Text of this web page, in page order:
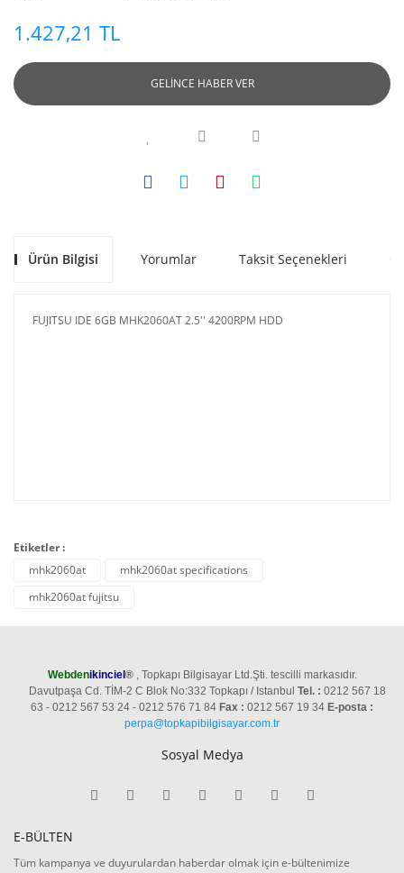
1.427,21 TL
GELİNCE HABER VER
Ürün Bilgisi Yorumlar Taksit Seçenekleri
FUJITSU IDE 6GB MHK2060AT 2.5'' 4200RPM HDD
Etiketler :
mhk2060at
mhk2060at specifications
mhk2060at fujitsu
Webdenikinciel ®, Topkapı Bilgisayar Ltd.Şti. tescilli markasıdır.
Davutpaşa Cd. TİM-2 C Blok No:332 Topkapı / Istanbul Tel. : 0212 567 18
63 - 0212 567 53 24 - 0212 576 71 84 Fax : 0212 567 19 34 E-posta :
perpa@topkapibilgisayar.com.tr
Sosyal Medya
E-BÜLTEN
Tüm kampanya ve duyurulardan haberdar olmak için e-bültenimize